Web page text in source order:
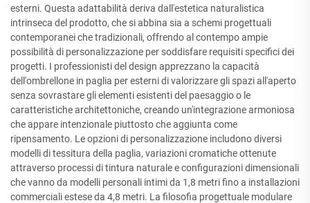
esterni. Questa adattabilità deriva dall'estetica naturalistica
intrinseca del prodotto, che si abbina sia a schemi progettuali
contemporanei che tradizionali, offrendo al contempo ampie
possibilità di personalizzazione per soddisfare requisiti specifici dei
progetti. I professionisti del design apprezzano la capacità
dell'ombrellone in paglia per esterni di valorizzare gli spazi all'aperto
senza sovrastare gli elementi esistenti del paesaggio o le
caratteristiche architettoniche, creando un'integrazione armoniosa
che appare intenzionale piuttosto che aggiunta come
ripensamento. Le opzioni di personalizzazione includono diversi
modelli di tessitura della paglia, variazioni cromatiche ottenute
attraverso processi di tintura naturale e configurazioni dimensionali
che vanno da modelli personali intimi da 1,8 metri fino a installazioni
commerciali estese da 4,8 metri. La filosofia progettuale modulare